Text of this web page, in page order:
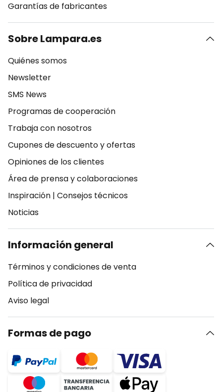
Garantías de fabricantes
Sobre Lampara.es
Quiénes somos
Newsletter
SMS News
Programas de cooperación
Trabaja con nosotros
Cupones de descuento y ofertas
Opiniones de los clientes
Área de prensa y colaboraciones
Inspiración | Consejos técnicos
Noticias
Información general
Términos y condiciones de venta
Política de privacidad
Aviso legal
Formas de pago